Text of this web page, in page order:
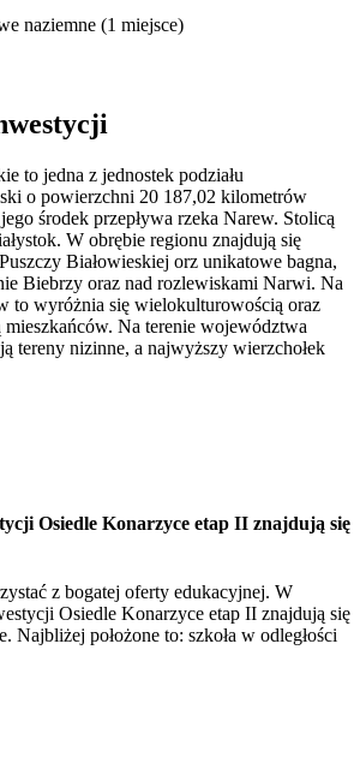
naziemne (1 miejsce)
to jedna z jednostek podziału
o powierzchni 20 187,02 kilometrów
środek przepływa rzeka Narew. Stolicą
W obrębie regionu znajdują się
Białowieskiej orz unikatowe bagna,
Biebrzy oraz nad rozlewiskami Narwi. Na
to wyróżnia się wielokulturowością oraz
Na terenie województwa
tereny nizinne, a najwyższy wierzchołek
Osiedle Konarzyce etap II znajdują się
z bogatej oferty edukacyjnej. W
Osiedle Konarzyce etap II znajdują się
Najbliżej położone to: szkoła w odległości